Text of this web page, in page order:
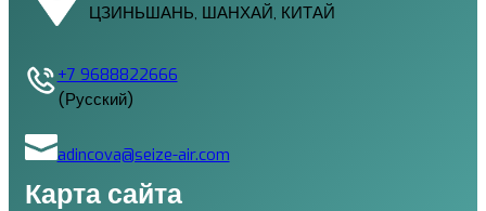
ЦЗИНЬШАНЬ, ШАНХАЙ, КИТАЙ
+7 9688822666
(Русский)
adincova@seize-air.com
Карта сайта